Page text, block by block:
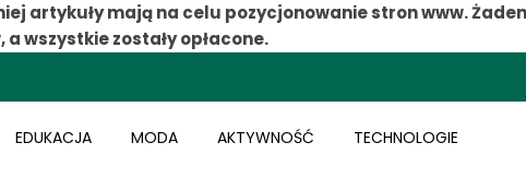
artykuły mają na celu pozycjonowanie stron www.
a wszystkie zostały opłacone.
EDUKACJA MODA AKTYWNOŚĆ TECHNOLOGIE